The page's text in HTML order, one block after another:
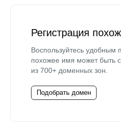
Регистрация
Воспользуйтесь
похожее имя может быть
из 700+ доменных зон.
Подобрать домен